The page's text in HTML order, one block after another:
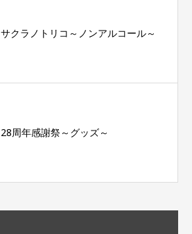
サクラノトリコ～ノンアルコール～
28周年感謝祭～グッズ～